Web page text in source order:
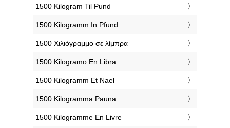
‎1500 Kilogram Til Pund
‎1500 Kilogramm In Pfund
‎1500 Χιλιόγραμμο σε λίμπρα
‎1500 Kilogramo En Libra
‎1500 Kilogramm Et Nael
‎1500 Kilogramma Pauna
‎1500 Kilogramme En Livre